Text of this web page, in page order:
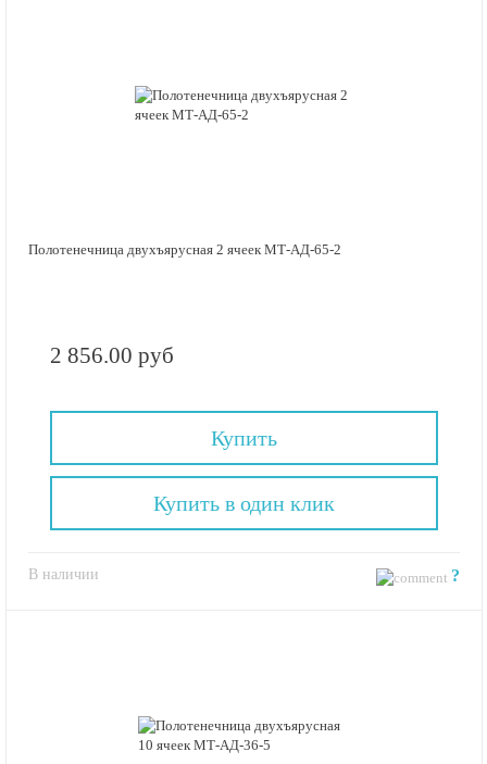
Полотенечница двухъярусная 2 ячеек МТ-АД-65-2
2 856.00 руб
Купить
В наличии ?
Купить в один клик